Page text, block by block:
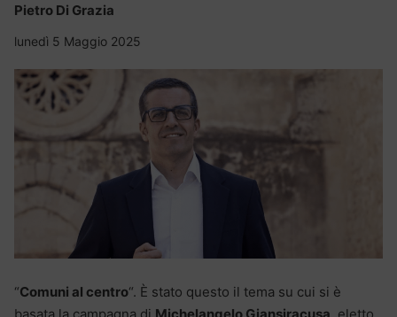
Pietro Di Grazia
lunedì 5 Maggio 2025
“Comuni al centro“. È stato questo il tema su cui si è